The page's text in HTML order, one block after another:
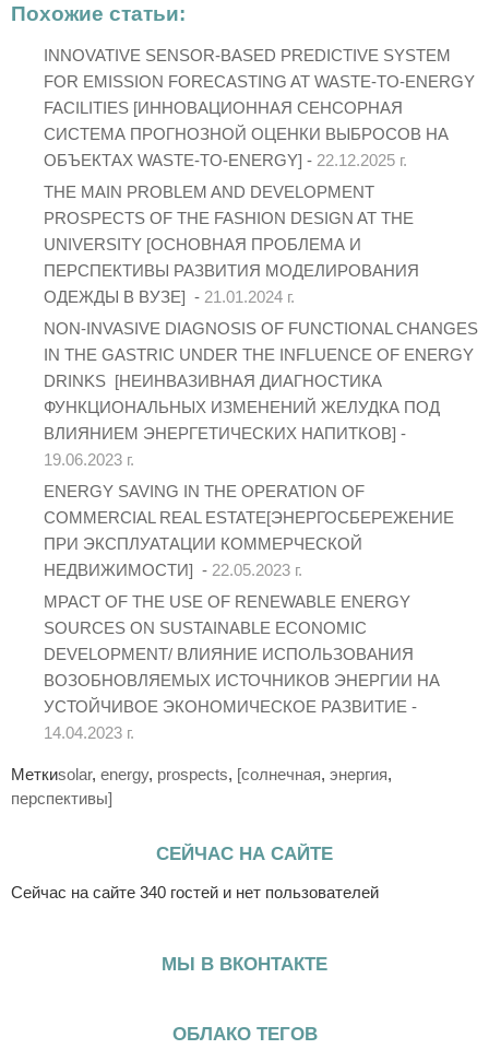
Похожие статьи:
INNOVATIVE SENSOR-BASED PREDICTIVE SYSTEM
FOR EMISSION FORECASTING AT WASTE-TO-ENERGY
FACILITIES [ИННОВАЦИОННАЯ СЕНСОРНАЯ
СИСТЕМА ПРОГНОЗНОЙ ОЦЕНКИ ВЫБРОСОВ НА
ОБЪЕКТАХ WASTE-TO-ENERGY] - 22.12.2025 г.
THE MAIN PROBLEM AND DEVELOPMENT
PROSPECTS OF THE FASHION DESIGN AT THE
UNIVERSITY [ОСНОВНАЯ ПРОБЛЕМА И
ПЕРСПЕКТИВЫ РАЗВИТИЯ МОДЕЛИРОВАНИЯ
ОДЕЖДЫ В ВУЗЕ] - 21.01.2024 г.
NON-INVASIVE DIAGNOSIS OF FUNCTIONAL CHANGES
IN THE GASTRIC UNDER THE INFLUENCE OF ENERGY
DRINKS [НЕИНВАЗИВНАЯ ДИАГНОСТИКА
ФУНКЦИОНАЛЬНЫХ ИЗМЕНЕНИЙ ЖЕЛУДКА ПОД
ВЛИЯНИЕМ ЭНЕРГЕТИЧЕСКИХ НАПИТКОВ] -
19.06.2023 г.
ENERGY SAVING IN THE OPERATION OF
COMMERCIAL REAL ESTATE[ЭНЕРГОСБЕРЕЖЕНИЕ
ПРИ ЭКСПЛУАТАЦИИ КОММЕРЧЕСКОЙ
НЕДВИЖИМОСТИ] - 22.05.2023 г.
MPACT OF THE USE OF RENEWABLE ENERGY
SOURCES ON SUSTAINABLE ECONOMIC
DEVELOPMENT/ ВЛИЯНИЕ ИСПОЛЬЗОВАНИЯ
ВОЗОБНОВЛЯЕМЫХ ИСТОЧНИКОВ ЭНЕРГИИ НА
УСТОЙЧИВОЕ ЭКОНОМИЧЕСКОЕ РАЗВИТИЕ -
14.04.2023 г.
Меткиsolar, energy, prospects, [солнечная, энергия,
перспективы]
СЕЙЧАС НА САЙТЕ
Сейчас на сайте 340 гостей и нет пользователей
МЫ В ВКОНТАКТЕ
ОБЛАКО ТЕГОВ